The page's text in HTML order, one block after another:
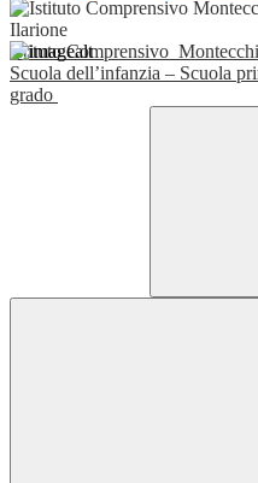
Istituto Comprensivo
Scuola dell’infanzia – Scuola
grado